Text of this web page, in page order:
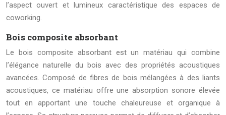
l’aspect ouvert et lumineux caractéristique des espaces de
coworking.
Bois composite absorbant
Le bois composite absorbant est un matériau qui combine
l’élégance naturelle du bois avec des propriétés acoustiques
avancées. Composé de fibres de bois mélangées à des liants
acoustiques, ce matériau offre une absorption sonore élevée
tout en apportant une touche chaleureuse et organique à